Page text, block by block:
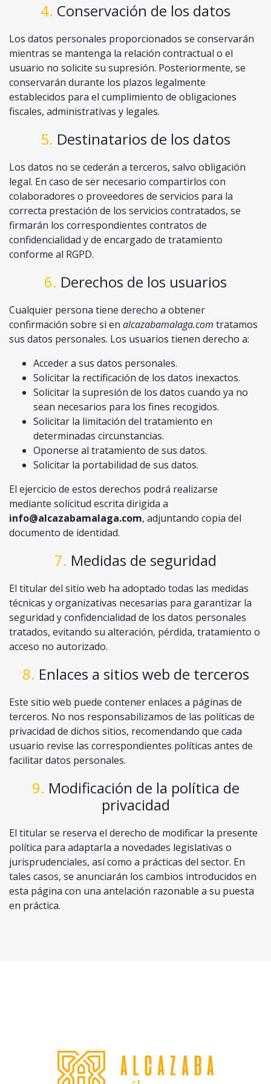
4. Conservación de los datos
Los datos personales proporcionados se conservarán
mientras se mantenga la relación contractual o el
usuario no solicite su supresión. Posteriormente, se
conservarán durante los plazos legalmente
establecidos para el cumplimiento de obligaciones
fiscales, administrativas y legales.
5. Destinatarios de los datos
Los datos no se cederán a terceros, salvo obligación
legal. En caso de ser necesario compartirlos con
colaboradores o proveedores de servicios para la
correcta prestación de los servicios contratados, se
firmarán los correspondientes contratos de
confidencialidad y de encargado de tratamiento
conforme al RGPD.
6. Derechos de los usuarios
Cualquier persona tiene derecho a obtener
confirmación sobre si en alcazabamalaga.com tratamos
sus datos personales. Los usuarios tienen derecho a:
Acceder a sus datos personales.
Solicitar la rectificación de los datos inexactos.
Solicitar la supresión de los datos cuando ya no
sean necesarios para los fines recogidos.
Solicitar la limitación del tratamiento en
determinadas circunstancias.
Oponerse al tratamiento de sus datos.
Solicitar la portabilidad de sus datos.
El ejercicio de estos derechos podrá realizarse
mediante solicitud escrita dirigida a
info@alcazabamalaga.com, adjuntando copia del
documento de identidad.
7. Medidas de seguridad
El titular del sitio web ha adoptado todas las medidas
técnicas y organizativas necesarias para garantizar la
seguridad y confidencialidad de los datos personales
tratados, evitando su alteración, pérdida, tratamiento o
acceso no autorizado.
8. Enlaces a sitios web de terceros
Este sitio web puede contener enlaces a páginas de
terceros. No nos responsabilizamos de las políticas de
privacidad de dichos sitios, recomendando que cada
usuario revise las correspondientes políticas antes de
facilitar datos personales.
9. Modificación de la política de
privacidad
El titular se reserva el derecho de modificar la presente
política para adaptarla a novedades legislativas o
jurisprudenciales, así como a prácticas del sector. En
tales casos, se anunciarán los cambios introducidos en
esta página con una antelación razonable a su puesta
en práctica.